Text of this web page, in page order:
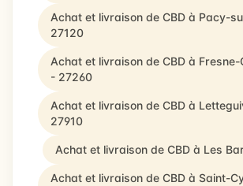
Achat et livraison de CBD à Pacy-
27120
Achat et livraison de CBD à Fresne-
- 27260
Achat et livraison de CBD à
27910
Achat et livraison de CBD à Les
Achat et livraison de CBD à Saint-